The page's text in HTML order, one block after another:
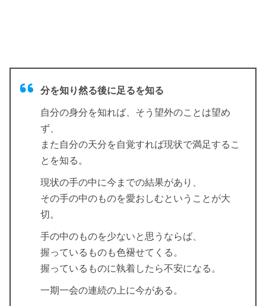
分を知り然る後に足るを知る
自分の身分を知れば、そう望外のことは望め
ず、
また自分の天分を自覚すれば現状で満足するこ
とを知る。
現状の手の中に今までの結果があり、
その手の中のものを愛おしむということが大
切。
手の中のものを少ないと思うならば、
握っているものも色褪せてくる。
握っているものに執着したら不安になる。
一期一会の連続の上に今がある。